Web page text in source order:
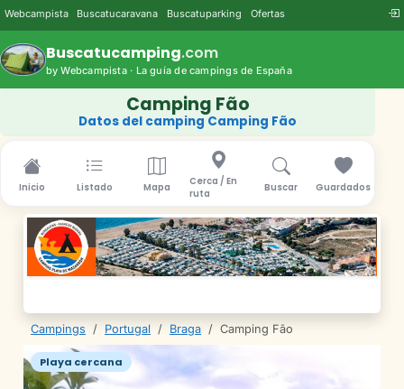
Webcampista Buscatucaravana Buscatuparking Ofertas
Buscatucamping.com
by Webcampista · La guía de campings de España
Camping Fão
Datos del camping Camping Fão
Inicio Listado Mapa
Cerca / En
ruta
Buscar Guardados
Campings / Portugal / Braga / Camping Fão
Playa cercana